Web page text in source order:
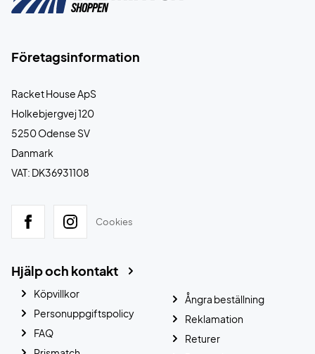
Företagsinformation
Racket House ApS
Holkebjergvej 120
5250 Odense SV
Danmark
VAT: DK36931108
Cookies
Hjälp och kontakt
Köpvillkor
Personuppgiftspolicy
FAQ
Ångra beställning
Reklamation
Returer